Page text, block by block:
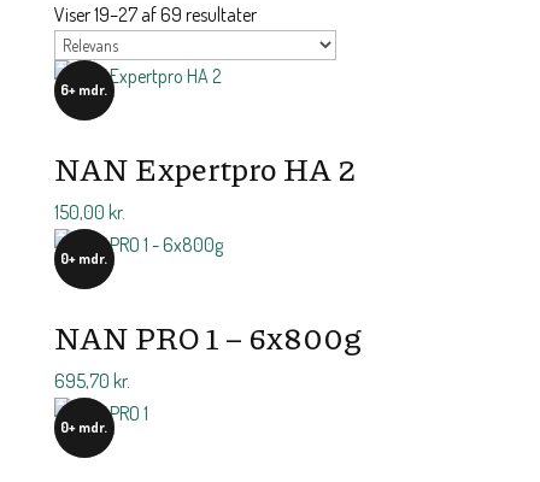
Viser 19–27 af 69 resultater
6+ mdr.
NAN Expertpro HA 2
150,00 kr.
0+ mdr.
NAN PRO 1 – 6x800g
695,70 kr.
0+ mdr.